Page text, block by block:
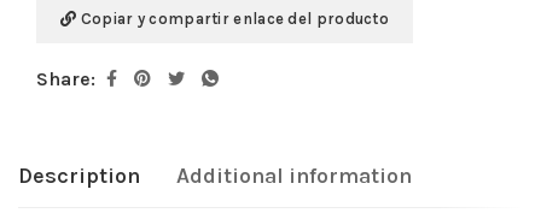
Copiar y compartir enlace del producto
Share:
Description Additional information